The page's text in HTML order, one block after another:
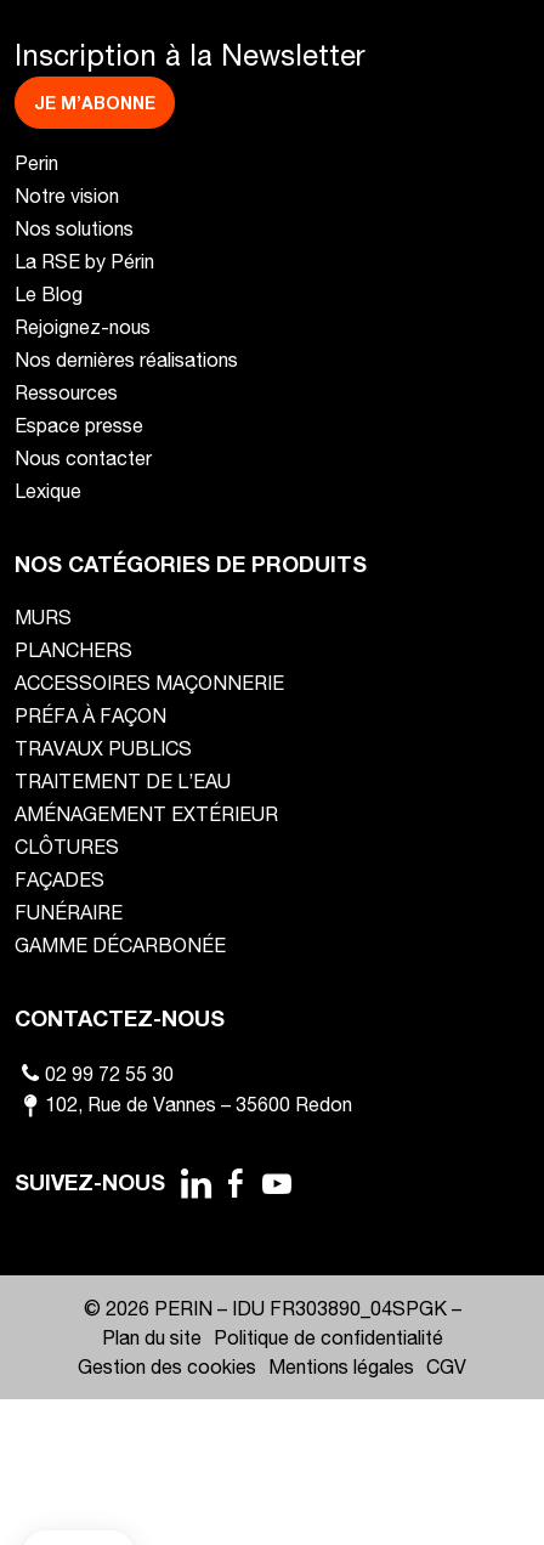
Inscription à la Newsletter
JE M’ABONNE
Perin
Notre vision
Nos solutions
La RSE by Périn
Le Blog
Rejoignez-nous
Nos dernières réalisations
Ressources
Espace presse
Nous contacter
Lexique
NOS CATÉGORIES DE PRODUITS
MURS
PLANCHERS
ACCESSOIRES MAÇONNERIE
PRÉFA À FAÇON
TRAVAUX PUBLICS
TRAITEMENT DE L’EAU
AMÉNAGEMENT EXTÉRIEUR
CLÔTURES
FAÇADES
FUNÉRAIRE
GAMME DÉCARBONÉE
CONTACTEZ-NOUS
02 99 72 55 30
102 Rue de Vannes –35600 Redon
SUIVEZ-NOUS
© 2026 PERIN – IDU FR303890_04SPGK–
Plan du site
Politique de confidentialité
Gestion des cookies
Mentions légales CGV